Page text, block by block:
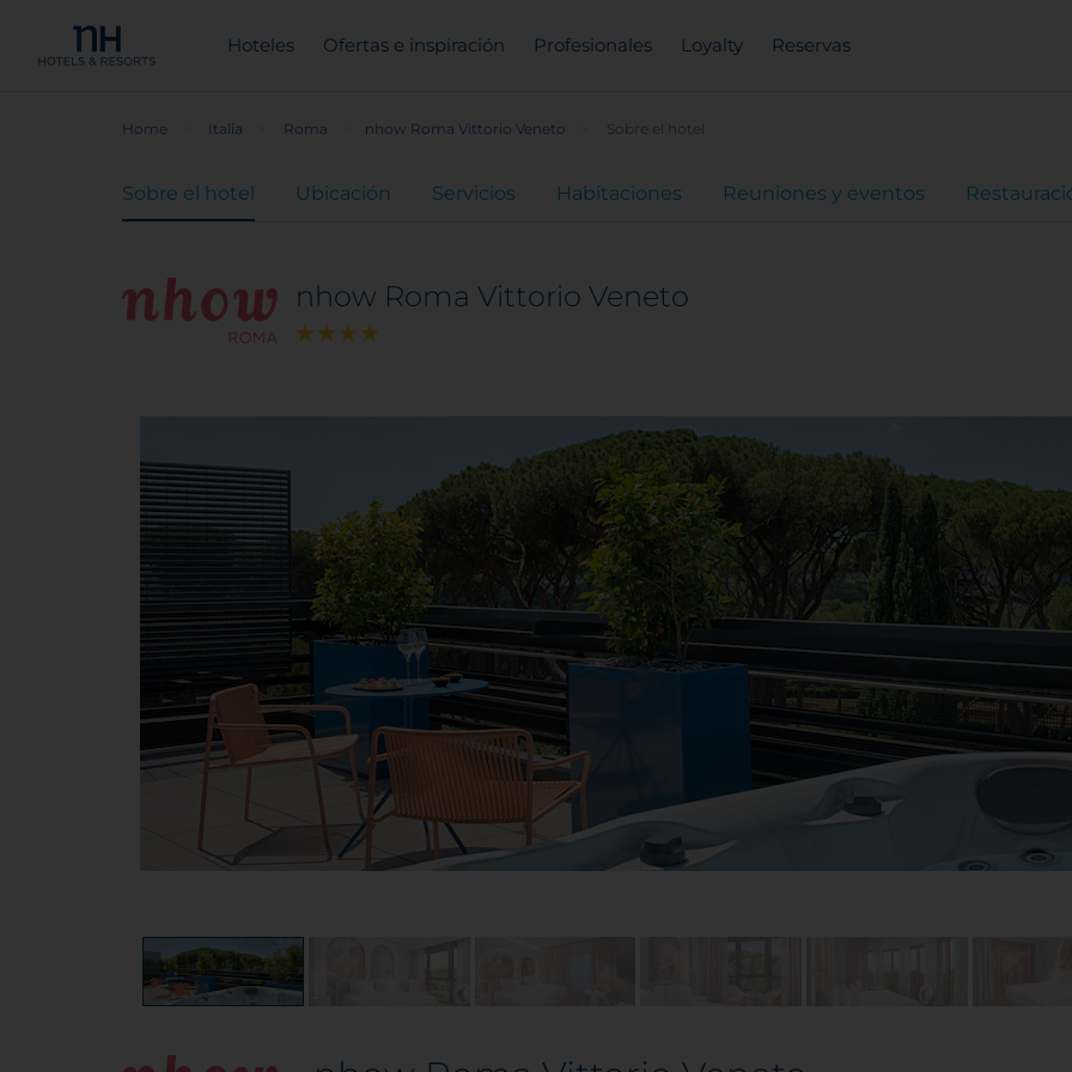
Hoteles Ofertas e inspiración Profesionales Loyalty Reservas
Home Italia Roma nhow Roma Vittorio Veneto Sobre el hotel
Sobre el hotel Ubicación Servicios Habitaciones Reuniones y eventos
nhow Roma Vittorio Veneto